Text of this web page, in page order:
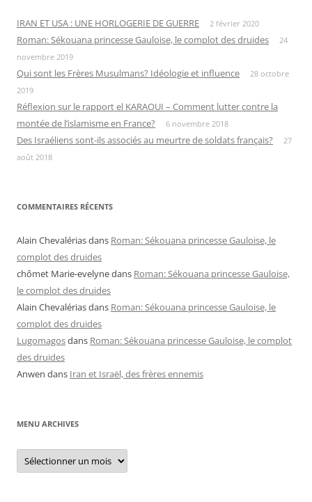
IRAN ET USA : UNE HORLOGERIE DE GUERRE 2 février 2020
Roman: Sékouana princesse Gauloise, le complot des druides
24
novembre 2019
Qui sont les Frères Musulmans? Idéologie et influence
28 octobre
2019
Réflexion sur le rapport el KARAOUI – Comment lutter contre la
montée de l’islamisme en France?
6 novembre 2018
Des Israéliens sont-ils associés au meurtre de soldats français?
27
août 2018
COMMENTAIRES RÉCENTS
Alain Chevalériasdans Roman: Sékouana princesse Gauloise, le
complot des druides
chômet Marie-evelynedans Roman: Sékouana princesse Gauloise,
le complot des druides
Alain Chevalériasdans Roman: Sékouana princesse Gauloise, le
complot des druides
Lugomagosdans Roman: Sékouana princesse Gauloise, le complot
des druides
Anwen dans Iran et Israël, des frères ennemis
MENU ARCHIVES
Menu
archives